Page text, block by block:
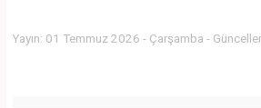
Yayın: 01 Temmuz 2026 - Çarşamba -